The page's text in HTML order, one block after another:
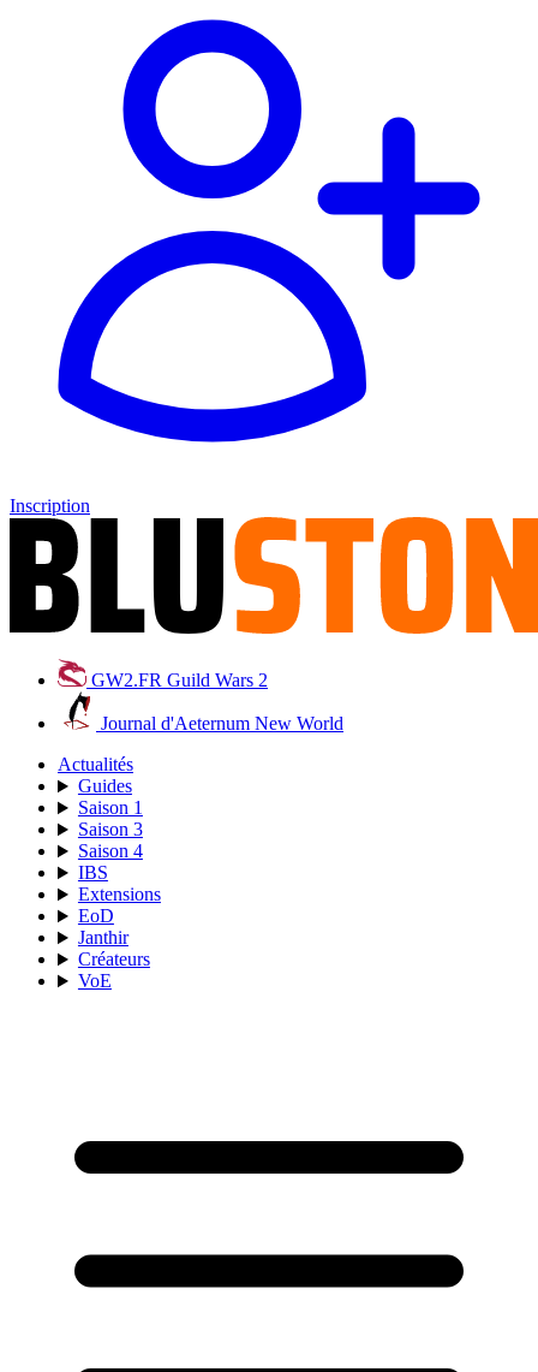
Inscription
GW2.FR Guild Wars 2
Journal d'Aeternum New World
Actualités
Guides
Saison 1
Saison 3
Saison 4
IBS
Extensions
EoD
Janthir
Créateurs
VoE